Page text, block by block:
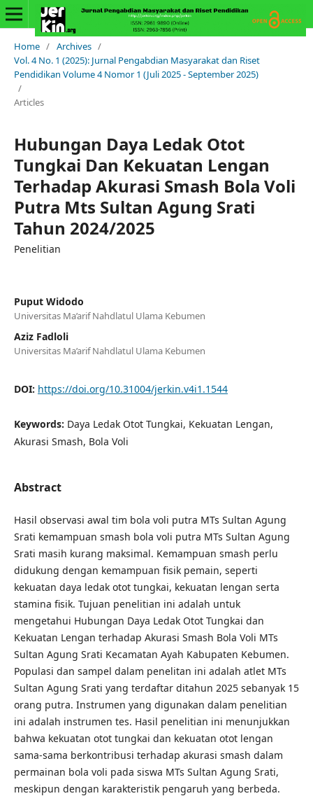
Home / Archives /
Vol. 4 No. 1 (2025): Jurnal Pengabdian Masyarakat dan Riset
Pendidikan Volume 4 Nomor 1 (Juli 2025 - September 2025)
/
Articles
Hubungan Daya Ledak Otot
Tungkai Dan Kekuatan Lengan
Terhadap Akurasi Smash Bola Voli
Putra Mts Sultan Agung Srati
Tahun 2024/2025
Penelitian
Puput Widodo
Universitas Ma’arif Nahdlatul Ulama Kebumen
Aziz Fadloli
Universitas Ma’arif Nahdlatul Ulama Kebumen
DOI: https://doi.org/10.31004/jerkin.v4i1.1544
Keywords: Daya Ledak Otot Tungkai, Kekuatan Lengan,
Akurasi Smash, Bola Voli
Abstract
Hasil observasi awal tim bola voli putra MTs Sultan Agung
Srati kemampuan smash bola voli putra MTs Sultan Agung
Srati masih kurang maksimal. Kemampuan smash perlu
didukung dengan kemampuan fisik pemain, seperti
kekuatan daya ledak otot tungkai, kekuatan lengan serta
stamina fisik. Tujuan penelitian ini adalah untuk
mengetahui Hubungan Daya Ledak Otot Tungkai dan
Kekuatan Lengan terhadap Akurasi Smash Bola Voli MTs
Sultan Agung Srati Kecamatan Ayah Kabupaten Kebumen.
Populasi dan sampel dalam penelitan ini adalah atlet MTs
Sultan Agung Srati yang terdaftar ditahun 2025 sebanyak 15
orang putra. Instrumen yang digunakan dalam penelitian
ini adalah instrumen tes. Hasil penelitian ini menunjukkan
bahwa kekuatan otot tungkai dan kekuatan otot lengan
sama-sama berkontribusi terhadap akurasi smash dalam
permainan bola voli pada siswa MTs Sultan Agung Srati,
meskipun dengan karakteristik pengaruh yang berbeda.